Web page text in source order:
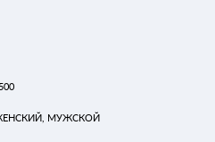
МУЖСКОЙ